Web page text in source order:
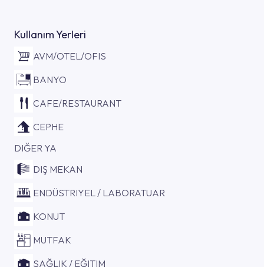
Kullanım Yerleri
AVM/OTEL/OFIS
BANYO
CAFE/RESTAURANT
CEPHE
DIĞER YA
DIŞ MEKAN
ENDÜSTRIYEL / LABORATUAR
KONUT
MUTFAK
SAĞLIK / EĞITIM